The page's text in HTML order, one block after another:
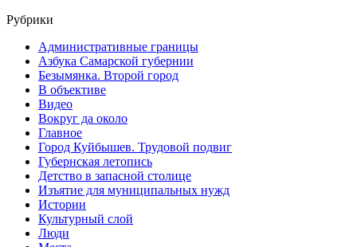
Рубрики
Административные границы
Азбука Самарской губернии
Безымянка. Второй город
В объективе
Видео
Вокруг да около
Главное
Город Куйбышев. Трудовой подвиг
Губернская летопись
Детство в запасной столице
Изъятие для муниципальных нужд
Истории
Культурный слой
Люди